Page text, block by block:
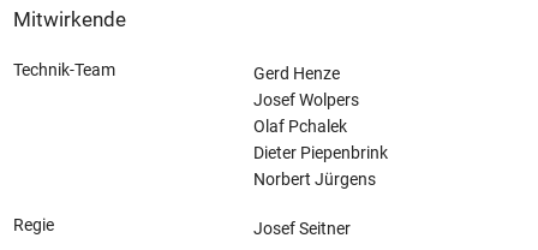
Mitwirkende
Technik-Team
Gerd Henze
Josef Wolpers
Olaf Pchalek
Dieter Piepenbrink
Norbert Jürgens
Regie Josef Seitner